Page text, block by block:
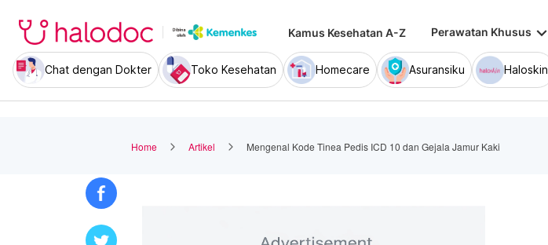
Kamus Kesehatan A-Z Perawatan Khusus keyboard_arrow_down
Chat dengan Dokter Toko Kesehatan Homecare Asuransiku Haloskin
Home Artikel Mengenal Kode Tinea Pedis ICD 10 dan Gejala Jamur Kaki